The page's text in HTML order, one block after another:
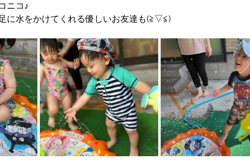
ニコ♪
に水をかけてくれる優しいお友達も(≧▽≦)